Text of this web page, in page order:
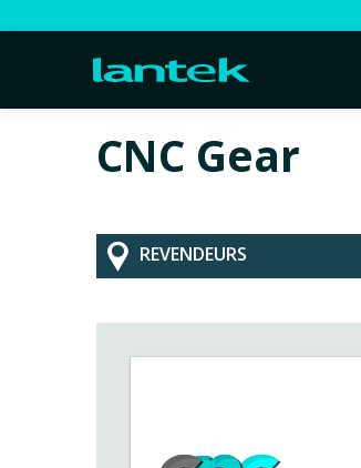
CNC Gear
REVENDEURS